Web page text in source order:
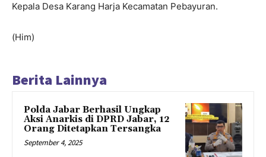
Kepala Desa Karang Harja Kecamatan Pebayuran.
(Him)
Berita Lainnya
Polda Jabar Berhasil Ungkap
Aksi Anarkis di DPRD Jabar, 12
Orang Ditetapkan Tersangka
September 4, 2025